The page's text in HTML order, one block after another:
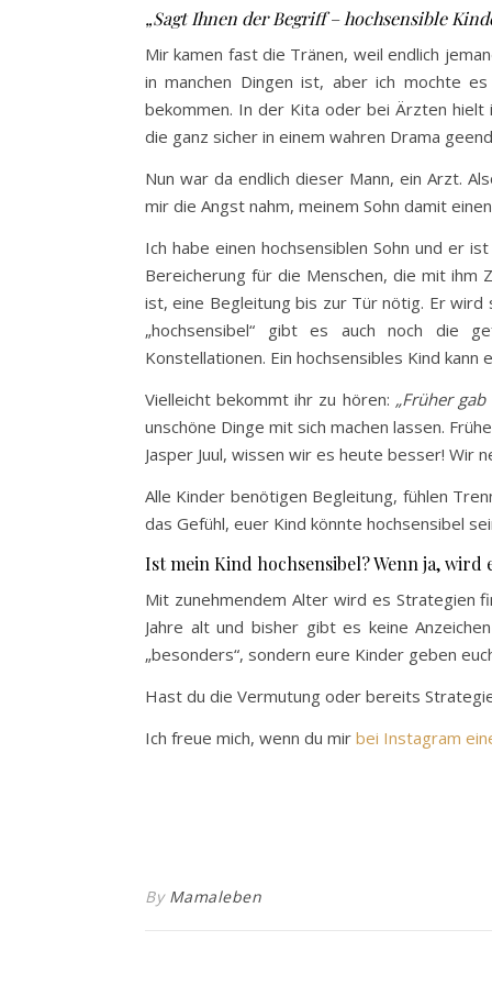
„Sagt Ihnen der Begriff – hochsensible
Mir kamen fast die Tränen, weil endlich
in manchen Dingen ist, aber ich mochte
bekommen. In der Kita oder bei Ärzten hielt
die ganz sicher in einem wahren Drama
Nun war da endlich dieser Mann, ein Arzt.
mir die Angst nahm, meinem Sohn damit
Ich habe einen hochsensiblen Sohn und er
Bereicherung für die Menschen, die mit
ist, eine Begleitung bis zur Tür nötig. Er
„hochsensibel“ gibt es auch noch die
Konstellationen. Ein hochsensibles Kind
Vielleicht bekommt ihr zu hören: „Früher
unschöne Dinge mit sich machen lassen.
Jasper Juul, wissen wir es heute besser! Wir
Alle Kinder benötigen Begleitung, fühlen
das Gefühl, euer Kind könnte hochsensibel
Ist mein Kind hochsensibel? Wenn ja, wird
Mit zunehmendem Alter wird es Strategien
Jahre alt und bisher gibt es keine
„besonders“, sondern eure Kinder geben
Hast du die Vermutung oder bereits
Ich freue mich, wenn du mir bei Instagram
By Mamaleben